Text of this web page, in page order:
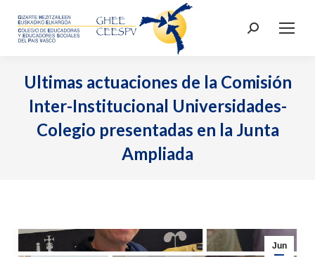
Buscar:
Ultimas actuaciones de la Comisión
Inter-Institucional Universidades-
Colegio presentadas en la Junta
Ampliada
Jun